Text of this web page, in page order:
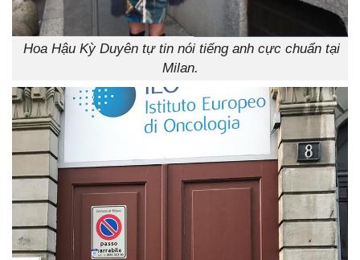
Hoa Hậu Kỳ Duyên tự tin nói tiếng anh cực chuẩn tại
Milan.